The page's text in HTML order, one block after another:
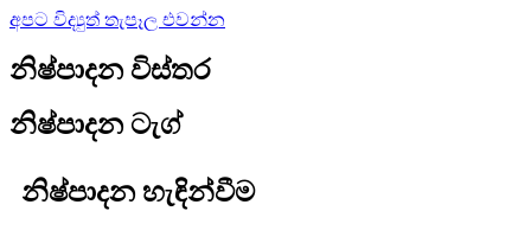
අපට විද්‍යුත් තැපෑල එවන්න
නිෂ්පාදන විස්තර
නිෂ්පාදන ටැග්
නිෂ්පාදන හැඳින්වීම